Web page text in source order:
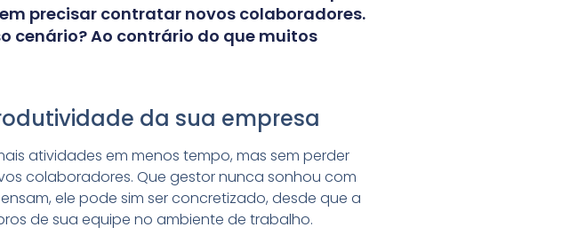
precisar contratar novos colaboradores.
cenário? Ao contrário do que muitos
da sua empresa
atividades em menos tempo, mas sem perder
colaboradores. Que gestor nunca sonhou com
ele pode sim ser concretizado, desde que a
de sua equipe no ambiente de trabalho.